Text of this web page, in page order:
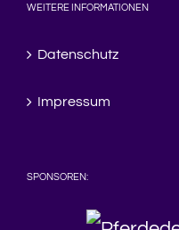
WEITERE INFORMATIONEN
Datenschutz
Impressum
SPONSOREN: